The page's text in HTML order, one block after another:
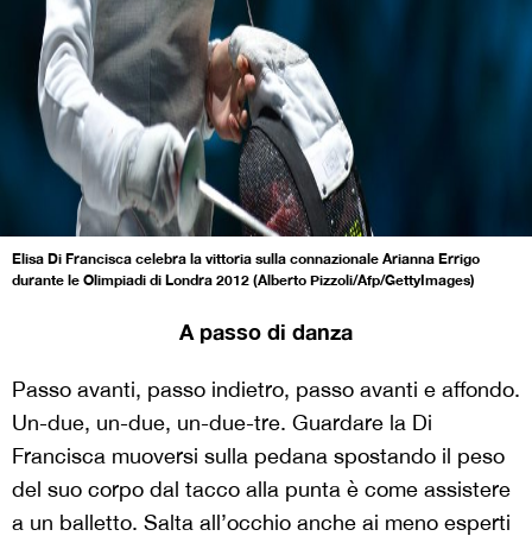
Elisa Di Francisca celebra la vittoria sulla connazionale Arianna Errigo
durante le Olimpiadi di Londra 2012 (Alberto Pizzoli/Afp/GettyImages)
A passo di danza
Passo avanti, passo indietro, passo avanti e affondo.
Un-due, un-due, un-due-tre. Guardare la Di
Francisca muoversi sulla pedana spostando il peso
del suo corpo dal tacco alla punta è come assistere
a un balletto. Salta all’occhio anche ai meno esperti